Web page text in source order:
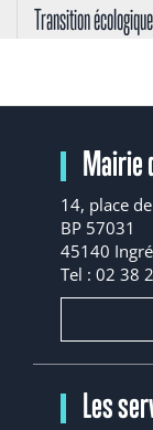
Transition écologique
Mairie
14, place
BP 57031
45140 Ingré
Tel : 02 38
Les